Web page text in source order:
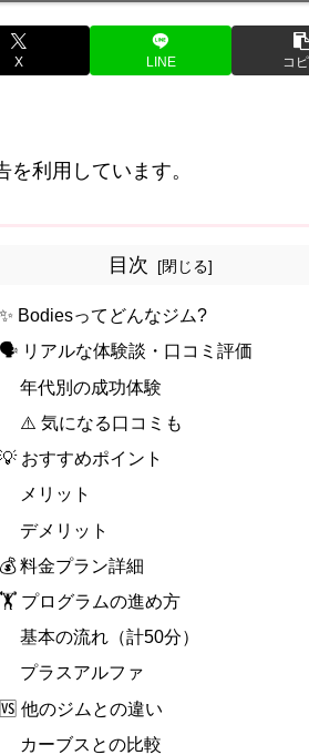
X LINE コ
利用しています。
目次
✨ Bodiesってどんなジム?
🗣️ リアルな体験談・口コミ評価
年代別の成功体験
⚠️ 気になる口コミも
💡 おすすめポイント
メリット
デメリット
💰 料金プラン詳細
🏋️ プログラムの進め方
基本の流れ（計50分）
プラスアルファ
🆚 他のジムとの違い
カーブスとの比較